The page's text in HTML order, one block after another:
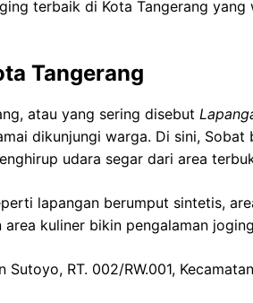
terbaik di Kota Tangerang
Tangerang
atau yang sering disebut
dikunjungi warga. Di sini,
udara segar dari area
lapangan berumput sintetis,
kuliner bikin pengalaman
Sutoyo, RT. 002/RW.001,